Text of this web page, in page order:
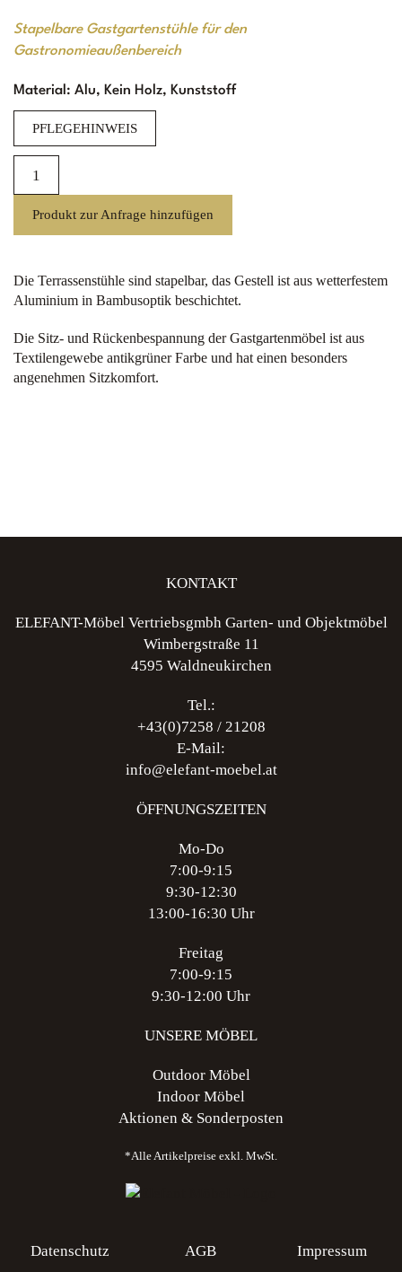
Stapelbare Gastgartenstühle für den
Gastronomieaußenbereich
Material: Alu, Kein Holz, Kunststoff
PFLEGEHINWEIS
Antikgrün
Menge
Produkt zur Anfrage hinzufügen
Die Terrassenstühle sind stapelbar, das Gestell ist aus wetterfestem
Aluminium in Bambusoptik beschichtet.
Die Sitz- und Rückenbespannung der Gastgartenmöbel ist aus
Textilengewebe antikgrüner Farbe und hat einen besonders
angenehmen Sitzkomfort.
KONTAKT
ELEFANT-Möbel Vertriebsgmbh Garten- und Objektmöbel
Wimbergstraße 11
4595 Waldneukirchen
Tel.:
+43(0)7258 / 21208
E-Mail:
info@elefant-moebel.at
ÖFFNUNGSZEITEN
Mo-Do
7:00-9:15
9:30-12:30
13:00-16:30 Uhr
Freitag
7:00-9:15
9:30-12:00 Uhr
UNSERE MÖBEL
Outdoor Möbel
Indoor Möbel
Aktionen & Sonderposten
*Alle Artikelpreise exkl. MwSt.
Datenschutz AGB Impressum